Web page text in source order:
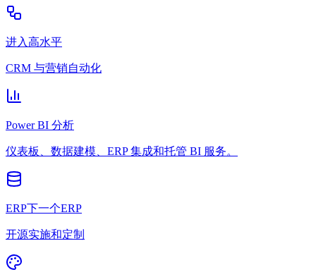
进入高水平
CRM 与营销自动化
Power BI 分析
仪表板、数据建模、ERP 集成和托管 BI 服务。
ERP下一个ERP
开源实施和定制